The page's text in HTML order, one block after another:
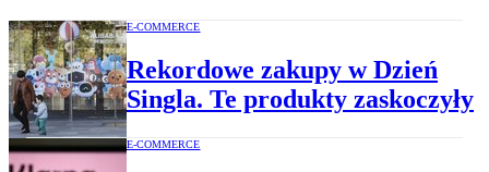
E-COMMERCE
Rekordowe zakupy w Dzień
Singla. Te produkty zaskoczyły
E-COMMERCE